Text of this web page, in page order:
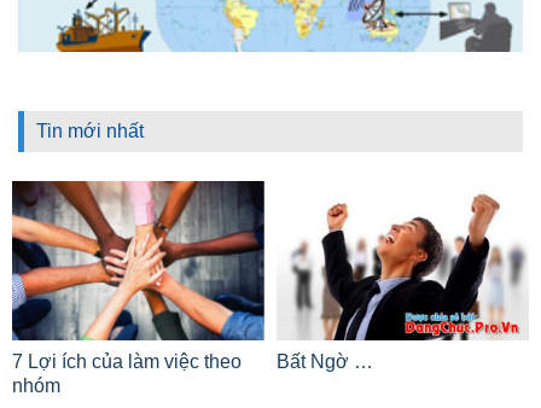
Tin mới nhất
7 Lợi ích của làm việc theo
nhóm
Bất Ngờ …